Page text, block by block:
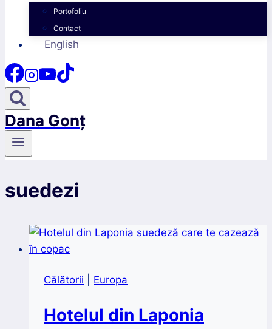
Portofoliu
Contact
English
Dana Gonț
suedezi
Călătorii Europa
Hotelul din Laponia